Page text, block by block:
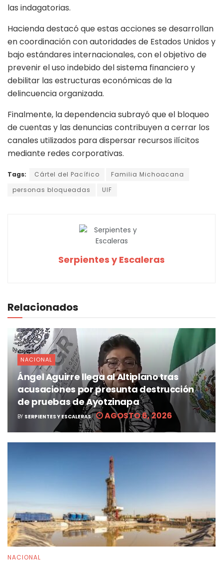
las indagatorias.
Hacienda destacó que estas acciones se desarrollan
en coordinación con autoridades de Estados Unidos y
bajo estándares internacionales, con el objetivo de
prevenir el uso indebido del sistema financiero y
debilitar las estructuras económicas de la
delincuencia organizada.
Finalmente, la dependencia subrayó que el bloqueo
de cuentas y las denuncias contribuyen a cerrar los
canales utilizados para dispersar recursos ilícitos
mediante redes corporativas.
Tags: Cártel del Pacífico
Familia Michoacana
personas bloqueadas
UIF
Serpientes y Escaleras
Relacionados
NACIONAL
Ángel Aguirre llega al Altiplano tras
acusaciones por presunta destrucción
de pruebas de Ayotzinapa
BY SERPIENTES Y ESCALERAS AGOSTO 6, 2026
NACIONAL